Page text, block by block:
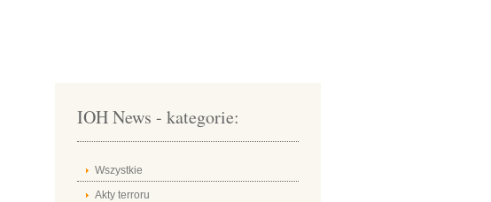
IOH News - kategorie:
Wszystkie
Akty terroru